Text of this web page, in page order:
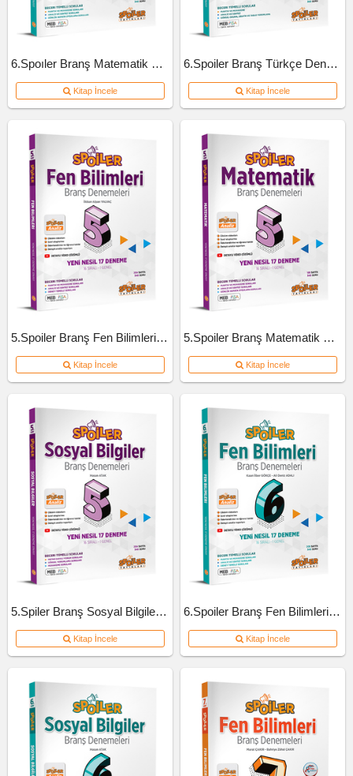
6.Spoıler Branş Matematik Deneme
Kitap İncele
6.Spoiler Branş Türkçe Deneme
Kitap İncele
5.Spoiler Branş Fen Bilimleri Deneme
Kitap İncele
5.Spoiler Branş Matematik Deneme
Kitap İncele
5.Spiler Branş Sosyal Bilgiler Deneme
Kitap İncele
6.Spoiler Branş Fen Bilimleri Deneme
Kitap İncele